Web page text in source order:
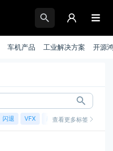
车机产品 工业解决方案 开源
闪退 VFX 崩溃 账号 渲染
查看更多标签